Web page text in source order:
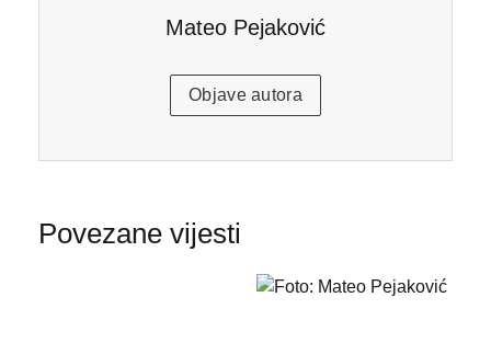
Mateo Pejaković
Objave autora
Povezane vijesti